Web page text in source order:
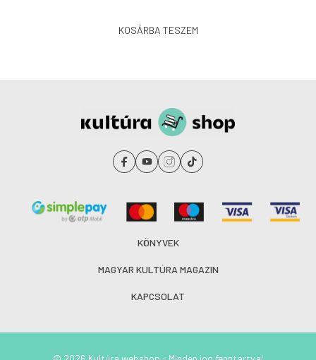
KOSÁRBA TESZEM
KÖNYVEK
MAGYAR KULTÚRA MAGAZIN
KAPCSOLAT